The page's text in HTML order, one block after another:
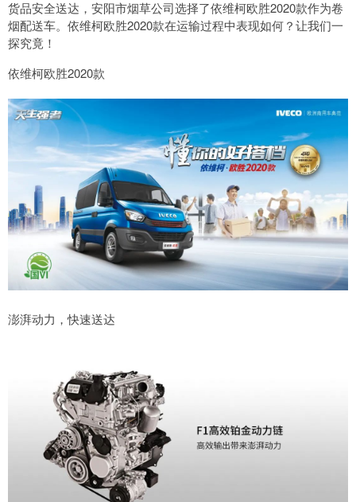
货品安全送达，安阳市烟草公司选择了依维柯欧胜2020款作为卷
烟配送车。依维柯欧胜2020款在运输过程中表现如何？让我们一
探究竟！
依维柯欧胜2020款
澎湃动力，快速送达